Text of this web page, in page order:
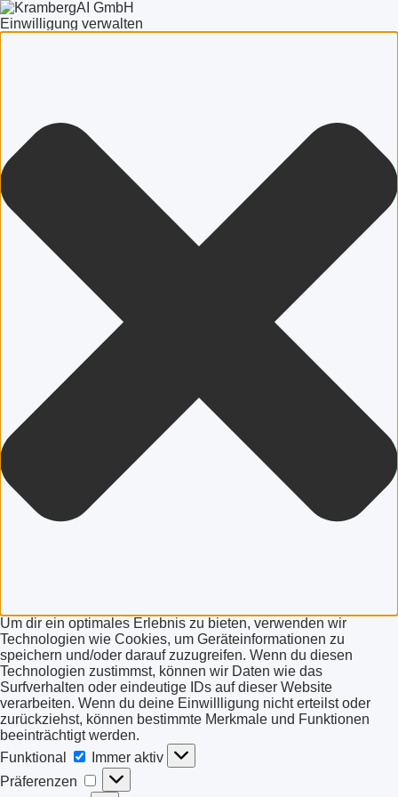
Einwilligung verwalten
Um dir ein optimales Erlebnis zu bieten, verwenden wir
Technologien wie Cookies, um Geräteinformationen zu
speichern und/oder darauf zuzugreifen. Wenn du diesen
Technologien zustimmst, können wir Daten wie das
Surfverhalten oder eindeutige IDs auf dieser Website
verarbeiten. Wenn du deine Einwillligung nicht erteilst oder
zurückziehst, können bestimmte Merkmale und Funktionen
beeinträchtigt werden.
Funktional
Funktional
Immer aktiv
Präferenzen
Präferenzen